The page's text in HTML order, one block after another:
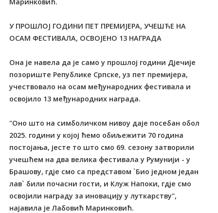
У ПРОШЛОЈ ГОДИНИ ПЕТ ПРЕМИЈЕРА, УЧЕШЋЕ НА
ОСАМ ФЕСТИВАЛА, ОСВОЈЕНО 13 НАГРАДА
Она је навела да је само у прошлој години Дјечије
позориште Републике Српске, уз пет премијера,
учествовало на осам међународних фестивала и
освојило 13 међународних награда.
"Оно што на симболичком нивоу даје посебан обол
2025. години у којој ћемо обиљежити 70 година
постојања, јесте то што смо 69. сезону затворили
учешћем на два велика фестивала у Румунији - у
Брашову, гдје смо са представом `Био једном један
лав` били почасни гости, и Клуж Напоки, гдје смо
освојили награду за иновацију у луткарству",
најавила је Лабовић Маринковић.